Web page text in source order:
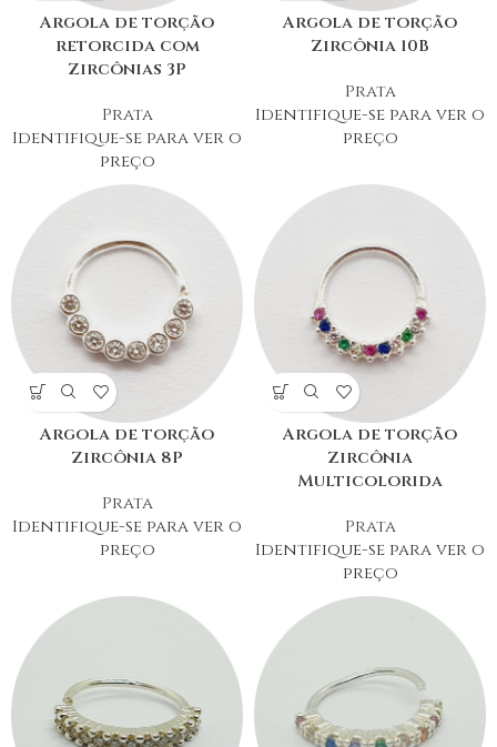
Argola de torção
retorcida com
Zircônias 3P
Prata
Identifique-se para ver o
preço
Argola de torção
Zircônia 10B
Prata
Identifique-se para ver o
preço
Argola de torção
Zircônia 8P
Prata
Identifique-se para ver o
preço
Argola de torção
Zircônia
Multicolorida
Prata
Identifique-se para ver o
preço